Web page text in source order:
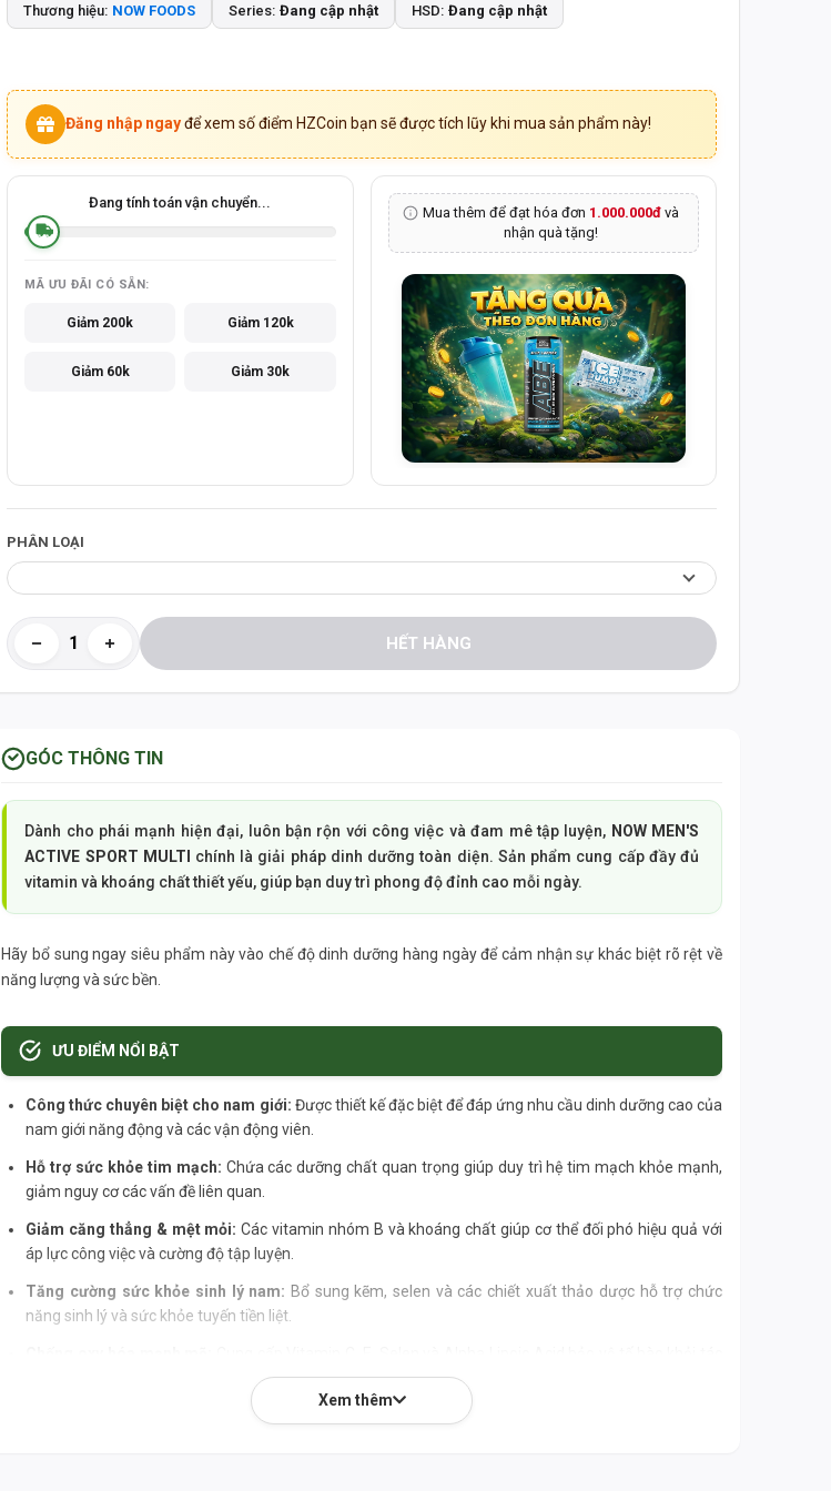
Thương hiệu: NOW FOODS Series: Đang cập nhật HSD: Đang cập nhật
Đăng nhập ngay để xem số điểm HZCoin bạn sẽ được tích lũy khi mua sản phẩm này!
Đang tính toán vận chuyển...
MÃ ƯU ĐÃI CÓ SẴN:
Giảm 200k Giảm 120k
Giảm 60k Giảm 30k
Mua thêm để đạt hóa đơn 1.000.000đ và
nhận quà tặng!
PHÂN LOẠI
HẾT HÀNG
GÓC THÔNG TIN
Dành cho phái mạnh hiện đại, luôn bận rộn với công việc và đam mê tập luyện, NOW MEN'S
ACTIVE SPORT MULTI chính là giải pháp dinh dưỡng toàn diện. Sản phẩm cung cấp đầy đủ
vitamin và khoáng chất thiết yếu, giúp bạn duy trì phong độ đỉnh cao mỗi ngày.
Hãy bổ sung ngay siêu phẩm này vào chế độ dinh dưỡng hàng ngày để cảm nhận sự khác biệt rõ rệt về
năng lượng và sức bền.
ƯU ĐIỂM NỔI BẬT
Công thức chuyên biệt cho nam giới: Được thiết kế đặc biệt để đáp ứng nhu cầu dinh dưỡng cao của
nam giới năng động và các vận động viên.
Hỗ trợ sức khỏe tim mạch: Chứa các dưỡng chất quan trọng giúp duy trì hệ tim mạch khỏe mạnh,
giảm nguy cơ các vấn đề liên quan.
Giảm căng thẳng & mệt mỏi: Các vitamin nhóm B và khoáng chất giúp cơ thể đối phó hiệu quả với
áp lực công việc và cường độ tập luyện.
Tăng cường sức khỏe sinh lý nam: Bổ sung kẽm, selen và các chiết xuất thảo dược hỗ trợ chức
năng sinh lý và sức khỏe tuyến tiền liệt.
Sản phẩm từ Now Foods, thương hiệu danh tiếng của Mỹ, cam kết chất lượng và
Xem thêm